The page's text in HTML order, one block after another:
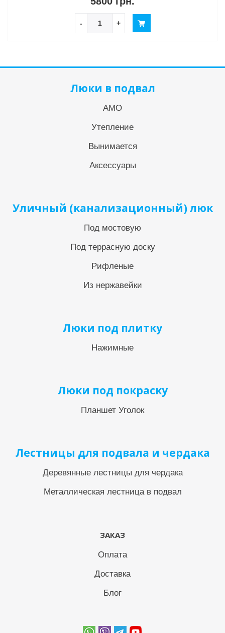
- +
Люки в подвал
АМО
Утепление
Вынимается
Аксессуары
Уличный (канализационный) люк
Под мостовую
Под террасную доску
Рифленые
Из нержавейки
Люки под плитку
Нажимные
Люки под покраску
Планшет Уголок
Лестницы для подвала и чердака
Деревянные лестницы для чердака
Металлическая лестница в подвал
ЗАКАЗ
Оплата
Доставка
Блог